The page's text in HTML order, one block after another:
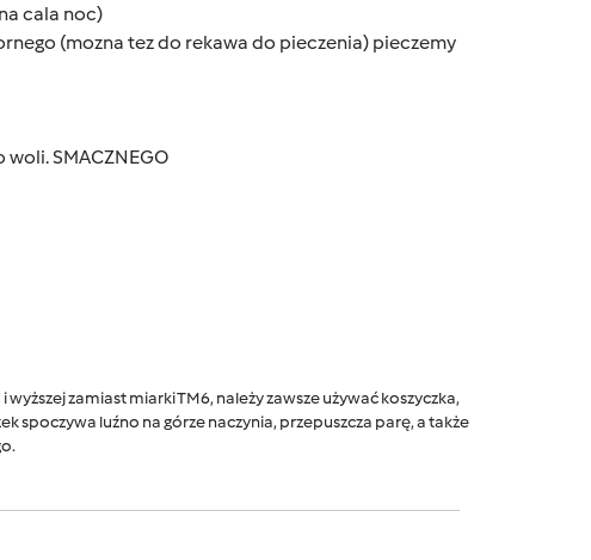
cala noc)
(mozna tez do rekawa do pieczenia) pieczemy
woli. SMACZNEGO
zamiast miarki TM6, należy zawsze używać koszyczka,
spoczywa luźno na górze naczynia, przepuszcza parę, a także